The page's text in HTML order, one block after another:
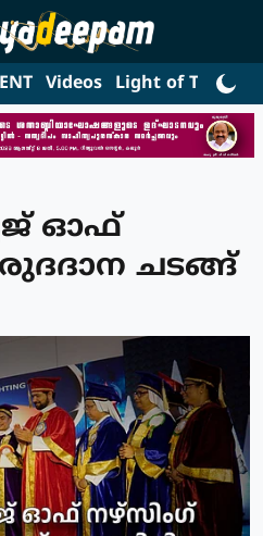
Videos Light of Truth
ഓഫ്
ചടങ്ങ്